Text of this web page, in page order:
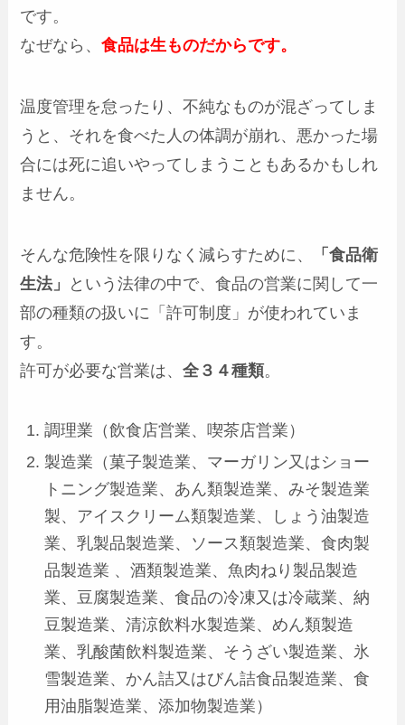
です。
なぜなら、食品は生ものだからです。
温度管理を怠ったり、不純なものが混ざってしま
うと、それを食べた人の体調が崩れ、悪かった場
合には死に追いやってしまうこともあるかもしれ
ません。
そんな危険性を限りなく減らすために、
「食品衛
生法」
という法律の中で、食品の営業に関して一
部の種類の扱いに「許可制度」が使われていま
す。
許可が必要な営業は、全３４種類。
調理業（飲食店営業、喫茶店営業）
製造業（菓子製造業、マーガリン又はショー
トニング製造業、あん類製造業、みそ製造業
製、アイスクリーム類製造業、しょう油製造
業、乳製品製造業、ソース類製造業、食肉製
品製造業 、酒類製造業、魚肉ねり製品製造
業、豆腐製造業、食品の冷凍又は冷蔵業、納
豆製造業、清涼飲料水製造業、めん類製造
業、乳酸菌飲料製造業、そうざい製造業、氷
雪製造業、かん詰又はびん詰食品製造業、食
用油脂製造業、添加物製造業）